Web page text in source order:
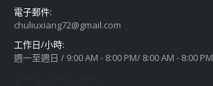
電子郵件:
chuliuxiang72@gmail.com
工作日/小時:
週一至週日 / 9:00 AM - 8:00 PM/ 8:00 AM - 8:00 PM